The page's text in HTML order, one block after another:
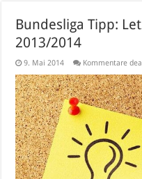
Bundesliga Tipp:
2013/2014
9. Mai 2014 Kommentare